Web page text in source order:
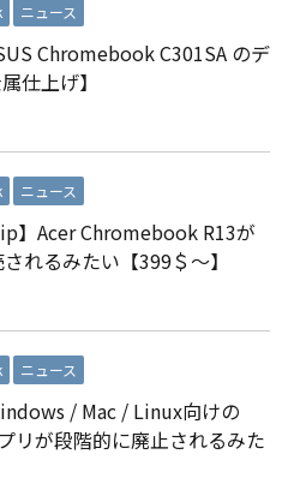
ニュース
Chromebook C301SA のデ
仕上げ】
ニュース
】Acer Chromebook R13が
れるみたい【399＄〜】
ニュース
/ Mac / Linux向けの
リが段階的に廃止されるみた